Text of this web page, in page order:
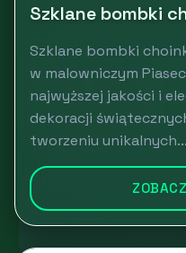
Szklane bombki
Szklane bombki
w malowniczym
najwyższej jakości i
dekoracji
tworzeniu unikalnych...